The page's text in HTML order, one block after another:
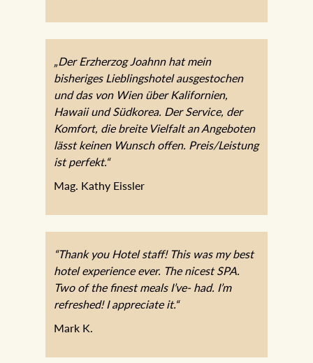
„Der Erzherzog Joahnn hat mein
bisheriges Lieblingshotel ausgestochen
und das von Wien über Kalifornien,
Hawaii und Südkorea. Der Service, der
Komfort, die breite Vielfalt an Angeboten
lässt keinen Wunsch offen. Preis/Leistung
ist perfekt.“
Mag. Kathy Eissler
“Thank you Hotel staff! This was my best
hotel experience ever. The nicest SPA.
Two of the finest meals I’ve- had. I’m
refreshed! I appreciate it.“
Mark K.